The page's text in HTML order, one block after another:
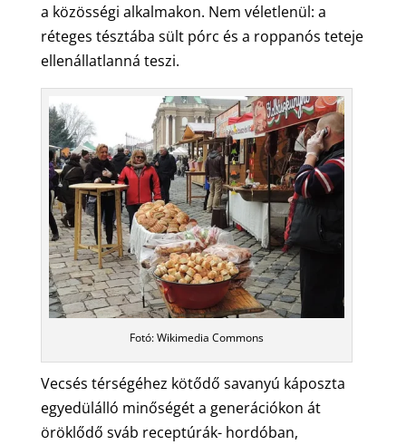
a közösségi alkalmakon. Nem véletlenül: a
réteges tésztába sült pórc és a roppanós teteje
ellenállatlanná teszi.
Fotó: Wikimedia Commons
Vecsés térségéhez kötődő savanyú káposzta
egyedülálló minőségét a generációkon át
öröklődő sváb receptúrák- hordóban,